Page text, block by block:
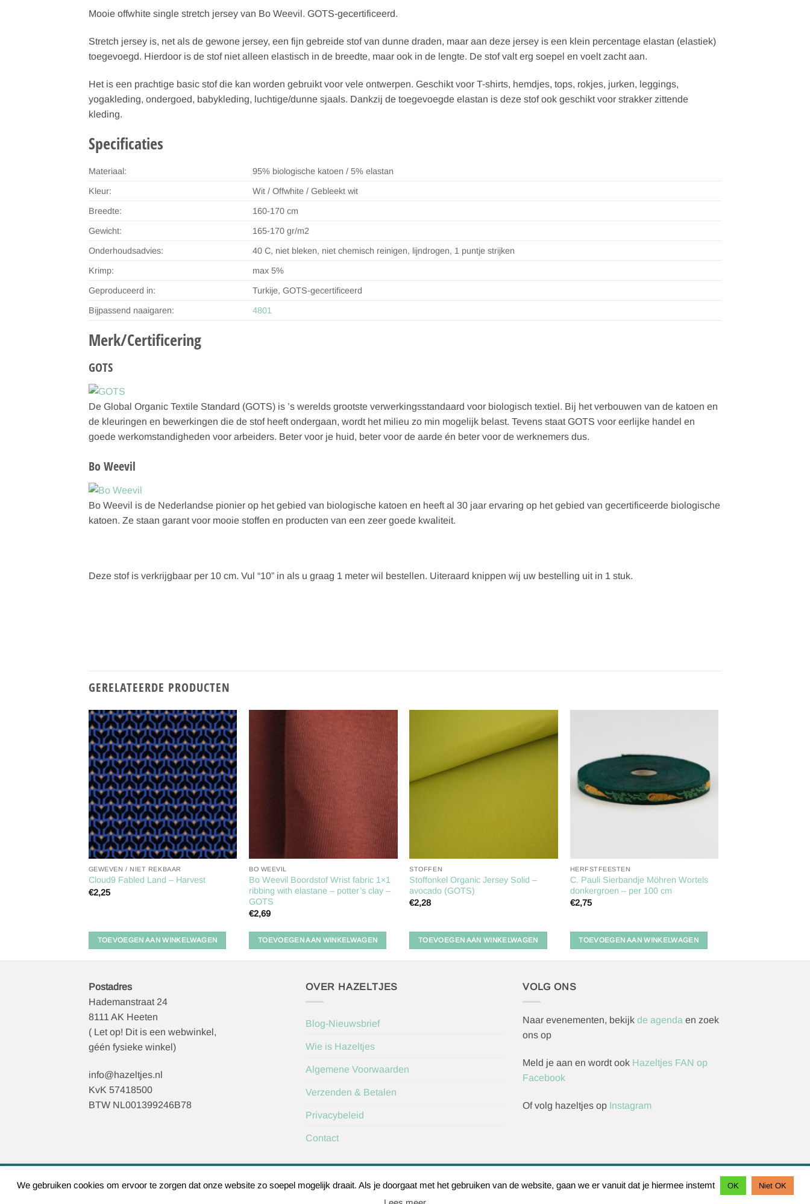
Mooie offwhite single stretch jersey van Bo Weevil. GOTS-gecertificeerd.
Stretch jersey is, net als de gewone jersey, een fijn gebreide stof van dunne draden, maar aan deze jersey is een klein percentage elastan (elastiek)
toegevoegd. Hierdoor is de stof niet alleen elastisch in de breedte, maar ook in de lengte. De stof valt erg soepel en voelt zacht aan.
Het is een prachtige basic stof die kan worden gebruikt voor vele ontwerpen. Geschikt voor T-shirts, hemdjes, tops, rokjes, jurken, leggings,
yogakleding, ondergoed, babykleding, luchtige/dunne sjaals. Dankzij de toegevoegde elastan is deze stof ook geschikt voor strakker zittende
kleding.
Specificaties
Materiaal: 95% biologische katoen / 5% elastan
Kleur: Wit / Offwhite / Gebleekt wit
Breedte: 160-170 cm
Gewicht: 165-170 gr/m2
Onderhoudsadvies: 40 C, niet bleken, niet chemisch reinigen, lijndrogen, 1 puntje strijken
Krimp: max 5%
Geproduceerd in: Turkije, GOTS-gecertificeerd
Bijpassend naaigaren: 4801
Merk/Certificering
GOTS
De Global Organic Textile Standard (GOTS) is ’s werelds grootste verwerkingsstandaard voor biologisch textiel. Bij het verbouwen van de katoen en
de kleuringen en bewerkingen die de stof heeft ondergaan, wordt het milieu zo min mogelijk belast. Tevens staat GOTS voor eerlijke handel en
goede werkomstandigheden voor arbeiders. Beter voor je huid, beter voor de aarde én beter voor de werknemers dus.
Bo Weevil
Bo Weevil is de Nederlandse pionier op het gebied van biologische katoen en heeft al 30 jaar ervaring op het gebied van gecertificeerde biologische
katoen. Ze staan garant voor mooie stoffen en producten van een zeer goede kwaliteit.
Deze stof is verkrijgbaar per 10 cm. Vul “10” in als u graag 1 meter wil bestellen. Uiteraard knippen wij uw bestelling uit in 1 stuk.
GERELATEERDE PRODUCTEN
Toevoegen
aan
verlanglijst
GEWEVEN / NIET REKBAAR
Cloud9 Fabled Land – Harvest
€2,25
TOEVOEGEN AAN WINKELWAGEN
BO WEEVIL
Bo Weevil Boordstof Wrist fabric 1×1
ribbing with elastane – potter’s clay –
GOTS
€2,69
TOEVOEGEN AAN WINKELWAGEN
Toevoegen
STOFFEN
Stoffonkel Organic Jersey Solid –
avocado (GOTS)
€2,28
TOEVOEGEN AAN WINKELWAGEN
verlanglijst
HERFSTFEESTEN
C. Pauli Sierbandje Möhren Wortels
donkergroen – per 100 cm
€2,75
TOEVOEGEN AAN WINKELWAGEN
Postadres
Hademanstraat 24
8111 AK Heeten
( Let op! Dit is een webwinkel,
géén fysieke winkel)
info@hazeltjes.nl
KvK 57418500
BTW NL001399246B78
OVER HAZELTJES
Blog-Nieuwsbrief
Wie is Hazeltjes
Algemene Voorwaarden
Verzenden & Betalen
Privacybeleid
Contact
VOLG ONS
Naar evenementen, bekijk de agenda en zoek
ons op
Meld je aan en wordt ook Hazeltjes FAN op
Facebook
Of volg hazeltjes op Instagram
Herroepingsverzoek indienen IDeal BancontactSofort
We gebruiken cookies om ervoor te zorgen dat onze website zo soepel mogelijk draait. Als je doorgaat met het gebruiken van de website, gaan we er vanuit dat je hiermee instemt OK Niet OK